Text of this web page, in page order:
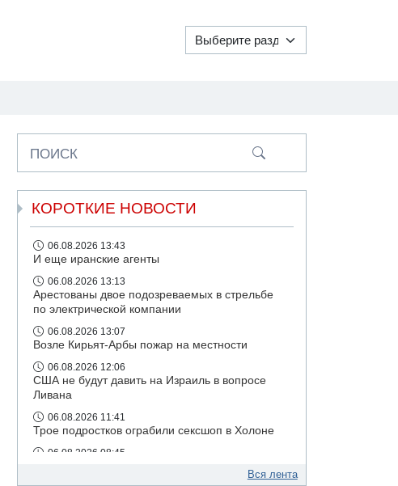
ПОИСК
КОРОТКИЕ НОВОСТИ
06.08.2026 13:43
И еще иранские агенты
06.08.2026 13:13
Арестованы двое подозреваемых в стрельбе
по электрической компании
06.08.2026 13:07
Возле Кирьят-Арбы пожар на местности
06.08.2026 12:06
США не будут давить на Израиль в вопросе
Ливана
06.08.2026 11:41
Трое подростков ограбили сексшоп в Холоне
06.08.2026 08:45
Вся лента